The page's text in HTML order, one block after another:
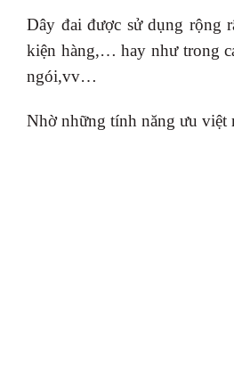
Dây đai được sử dụng rộng
kiện hàng,… hay như trong
ngói,vv…
Nhờ những tính năng ưu việt